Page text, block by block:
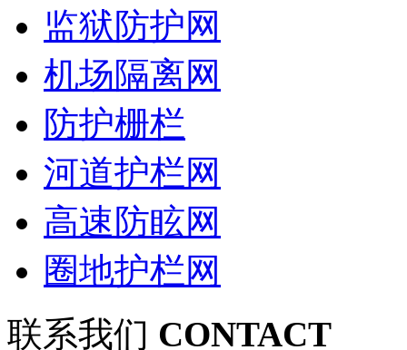
监狱防护网
机场隔离网
防护栅栏
河道护栏网
高速防眩网
圈地护栏网
联系我们 CONTACT